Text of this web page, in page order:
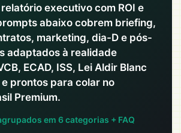
executivo com ROI e
abaixo cobrem briefing,
marketing, dia-D e pós-
adaptados à realidade
ECAD, ISS, Lei Aldir Blanc
e prontos para colar no
Premium.
em 6 categorias + FAQ